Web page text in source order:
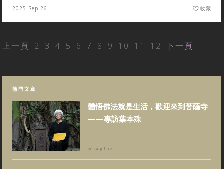
2025 Sep 26 收藏
上一頁 2 3 4 5 6 7 8 9 10 11 12 下一頁
熱門文章
體悟佛法就是生活，歡迎來到菩薩寺
——專訪葉本殊
2024 Jul 12